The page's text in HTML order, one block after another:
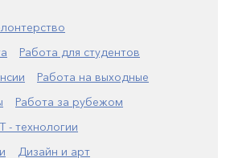
Работа для студентов
Работа на выходные
Работа за рубежом
- технологии
Дизайн и арт